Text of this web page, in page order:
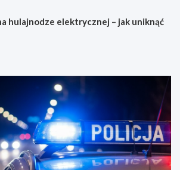
hulajnodze elektrycznej – jak uniknąć